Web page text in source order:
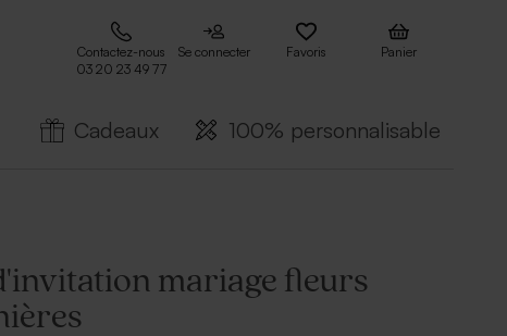
Contactez-nous
03 20 23 49 77
Se connecter Favoris Panier
Cadeaux 100% personnalisable
mariage fleurs